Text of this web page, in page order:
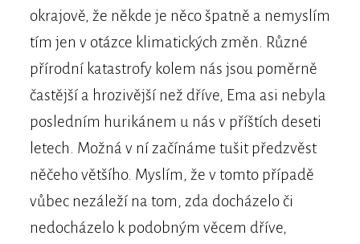
okrajově, že někde je něco špatně a nemyslím
tím jen v otázce klimatických změn. Různé
přírodní katastrofy kolem nás jsou poměrně
častější a hrozivější než dříve, Ema asi nebyla
posledním hurikánem u nás v příštích deseti
letech. Možná v ní začínáme tušit předzvěst
něčeho většího. Myslím, že v tomto případě
vůbec nezáleží na tom, zda docházelo či
nedocházelo k podobným věcem dříve,